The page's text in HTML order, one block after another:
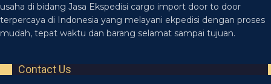
usaha di bidang Jasa Ekspedisi cargo import door to door
terpercaya di Indonesia yang melayani ekpedisi dengan proses
mudah, tepat waktu dan barang selamat sampai tujuan.
Contact Us